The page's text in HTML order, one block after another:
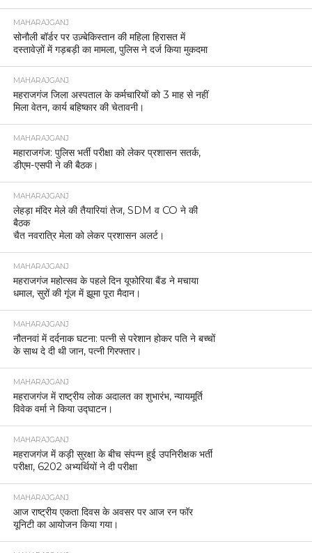
MAHARAJGANJ
सोनौली बॉर्डर पर उज़्बेकिस्तान की महिला हिरासत में
दस्तावेज़ों में गड़बड़ी का मामला, पुलिस ने दर्ज किया मुकदमा
MAHARAJGANJ
महराजगंज जिला अस्पताल के कर्मचारियों को 3 माह से नहीं
मिला वेतन, कार्य बहिष्कार की चेतावनी।
MAHARAJGANJ
महाराजगंज: पुलिस भर्ती परीक्षा को लेकर प्रशासन सतर्क,
डीएम-एसपी ने की बैठक।
MAHARAJGANJ
लेहड़ा मंदिर मेले की तैयारियां तेज, SDM व CO ने की
बैठक
चैत नवरात्रि मेला को लेकर प्रशासन अलर्ट।
MAHARAJGANJ
महराजगंज महोत्सव के पहले दिन यूफोरिया बैंड ने मचाया
धमाल, सुरों की गूंज में झूमा पूरा मैदान।
MAHARAJGANJ
नौतनवां में दर्दनाक घटना: पत्नी से परेशान होकर पति ने बच्चों
के साथ दे दी थी जान, पत्नी गिरफ्तार।
MAHARAJGANJ
महराजगंज में राष्ट्रीय लोक अदालत का शुभारंभ, न्यायमूर्ति
विवेक वर्मा ने किया उद्घाटन।
MAHARAJGANJ
महराजगंज में कड़ी सुरक्षा के बीच संपन्न हुई उपनिरीक्षक भर्ती
परीक्षा, 6202 अभ्यर्थियों ने दी परीक्षा
MAHARAJGANJ
आज राष्ट्रीय एकता दिवस के अवसर पर आज रन फॉर
यूनिटी का आयोजन किया गया।